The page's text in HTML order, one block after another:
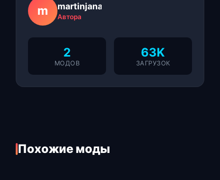
m martinjanas
Автора
2
МОДОВ
63K
ЗАГРУЗОК
Похожие моды